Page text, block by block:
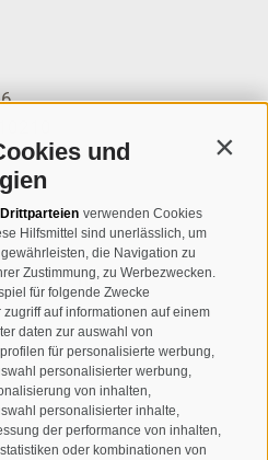
und
verwenden Cookies
Hilfsmittel sind unerlässlich, um
die Navigation zu
Zustimmung, zu Werbezwecken.
für folgende Zwecke
auf informationen auf einem
daten zur auswahl von
für personalisierte werbung,
personalisierter werbung,
von inhalten,
personalisierter inhalte,
der performance von inhalten,
oder kombinationen von
Sand in